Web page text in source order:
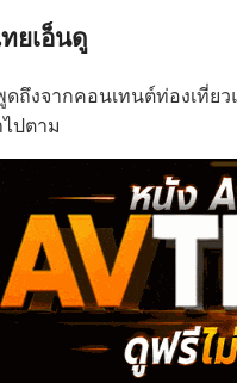
ยเอ็นดู
ดถึงจากคอนเทนต์ท่องเที่
ปตาม